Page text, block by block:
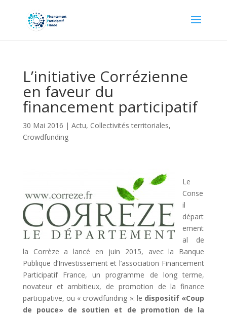
L’initiative Corrézienne
en faveur du
financement participatif
30 Mai 2016 | Actu, Collectivités territoriales,
Crowdfunding
Le
Conse
il
départ
ement
al de
la Corrèze a lancé en juin 2015, avec la Banque
Publique d’Investissement et l’association Financement
Participatif France, un programme de long terme,
novateur et ambitieux, de promotion de la finance
participative, ou « crowdfunding »: le dispositif «Coup
de pouce» de soutien et de promotion de la